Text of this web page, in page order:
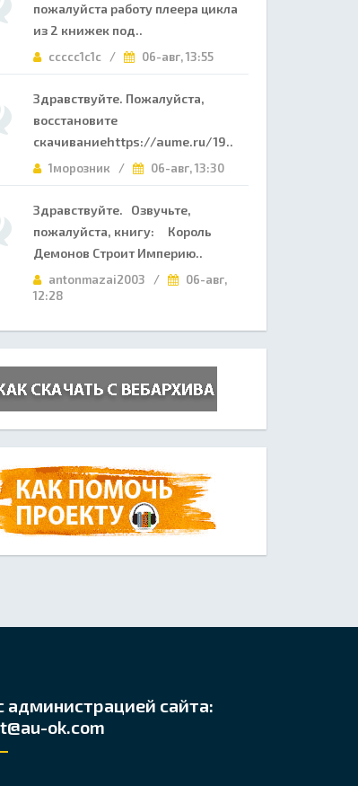
пожалуйста работу плеера цикла
из 2 книжек под..
ccccc1c1c / 06-авг, 13:55
Здравствуйте. Пожалуйста,
восстановите
скачиваниеhttps://aume.ru/19..
1морозник / 06-авг, 13:30
Здравствуйте. Озвучьте,
пожалуйста, книгу: Король
Демонов Строит Империю..
antonmazai2003 /
06-авг,
12:28
администрацией сайта:
ok.com